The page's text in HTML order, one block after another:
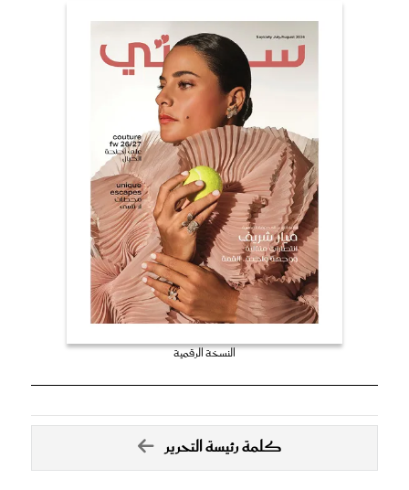
النسخة الرقمية
كلمة رئيسة التحرير